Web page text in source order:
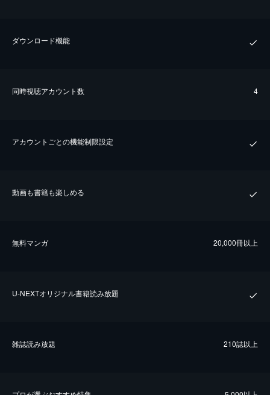
ダウンロード機能
同時視聴アカウント数 4
アカウントごとの機能制限設定
動画も書籍も楽しめる
無料マンガ 20,000冊以上
U-NEXTオリジナル書籍読み放題
雑誌読み放題 210誌以上